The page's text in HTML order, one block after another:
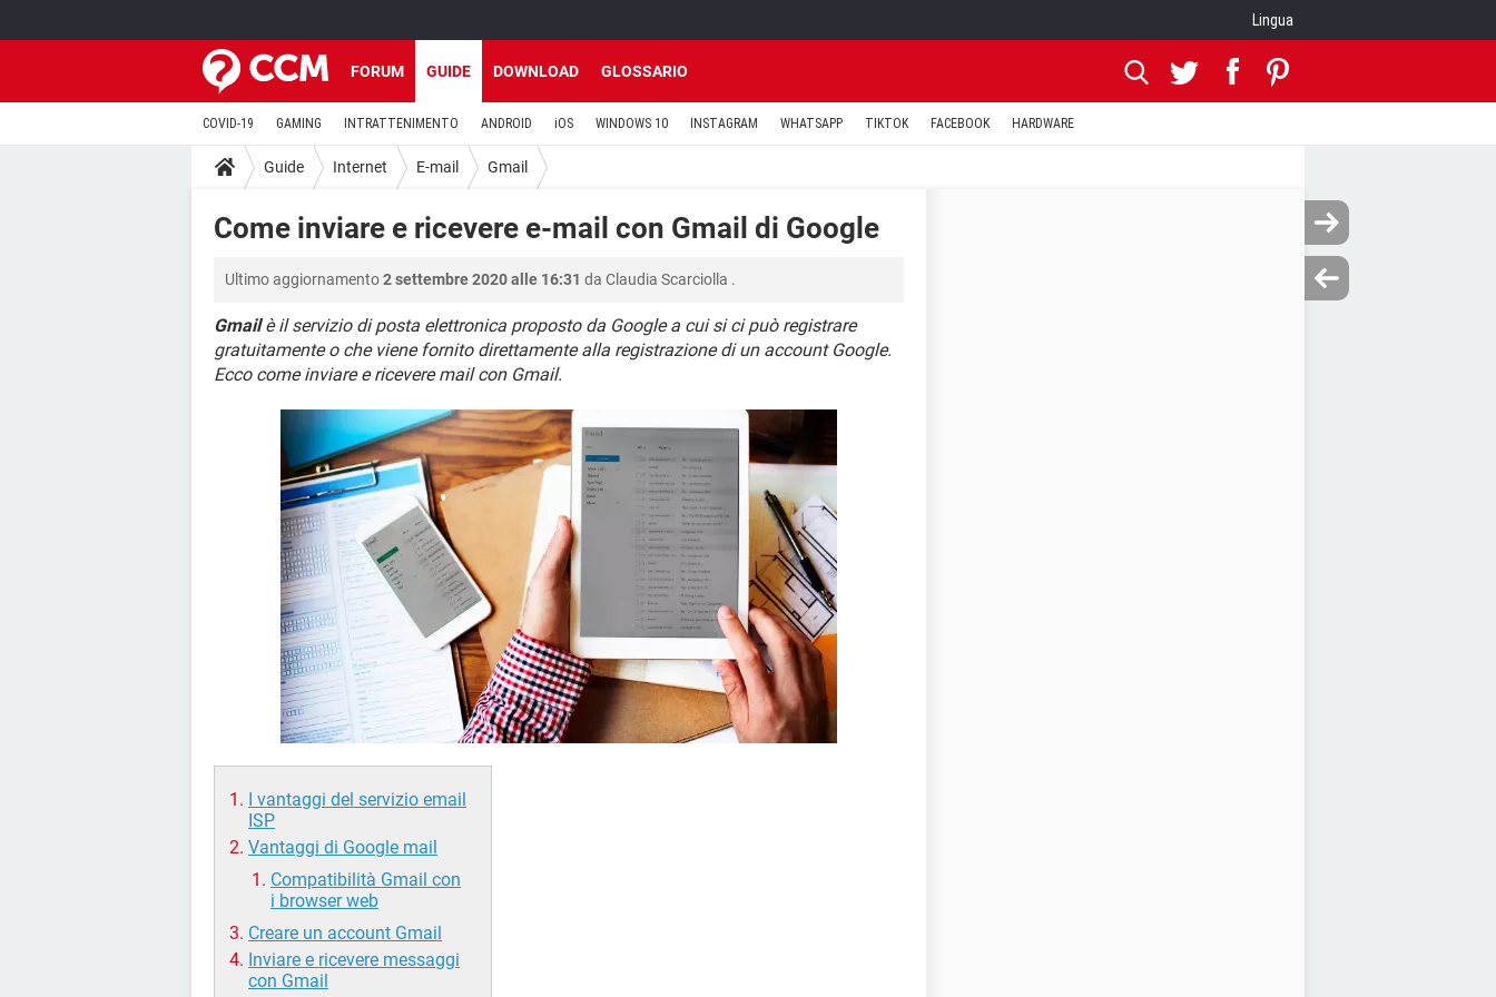
Lingua
FORUM GUIDE DOWNLOAD GLOSSARIO
COVID-19 GAMING INTRATTENIMENTO ANDROID iOS WINDOWS 10 INSTAGRAM WHATSAPP TIKTOK FACEBOOK HARDWARE
Guide Internet E-mail Gmail
Come inviare e ricevere e-mail con Gmail di Google
Ultimo aggiornamento2 settembre 2020 alle 16:31 da Claudia Scarciolla .
Gmailè il servizio di posta elettronica proposto da Google a cui si ci può registrare
gratuitamente o che viene fornito direttamente alla registrazione di un account Google.
Ecco come inviare e ricevere mail con Gmail.
I vantaggi del servizio email
ISP
Vantaggi di Google mail
Compatibilità Gmail con
i browser web
Creare un account Gmail
Inviare e ricevere messaggi
con Gmail